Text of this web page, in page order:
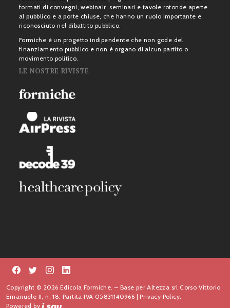
formati di convegni, webinair, seminari e tavole rotonde aperte
al pubblico e a porte chiuse, che hanno un ruolo importante e
riconosciuto nel dibattito pubblico.
Formiche è un progetto indipendente che non gode del
finanziamento pubblico e non è organo di alcun partito o
movimento politico.
LE NOSTRE RIVISTE
Copyright © 2026 Edicola Formiche. – Base per Altezza srl Corso Vittorio
Emanuele II, n. 18, Partita IVA 05831140966 |Privacy Policy.
Powered by